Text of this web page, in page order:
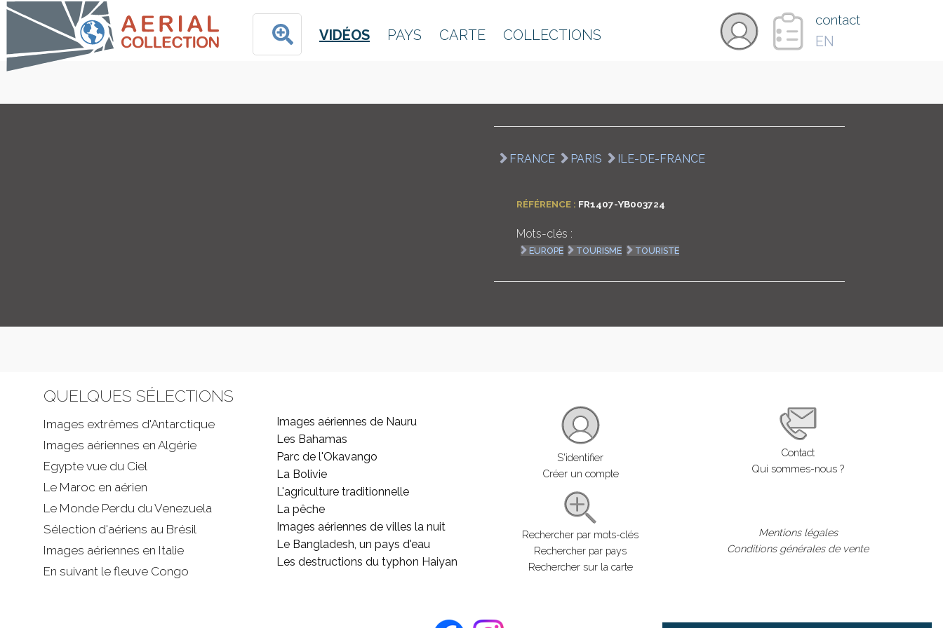
VIDÉOS PAYS CARTE COLLECTIONS
contact
EN
FRANCE PARIS ILE-DE-FRANCE
RÉFÉRENCE : FR1407-YB003724
Mots-clés :
EUROPE TOURISME TOURISTE
QUELQUES SÉLECTIONS
Images extrêmes d'Antarctique
Images aériennes en Algérie
Egypte vue du Ciel
Le Maroc en aérien
Le Monde Perdu du Venezuela
Sélection d'aériens au Brésil
Images aériennes en Italie
En suivant le fleuve Congo
Images aériennes de Nauru
Les Bahamas
Parc de l'Okavango
La Bolivie
L'agriculture traditionnelle
La pêche
Images aériennes de villes la nuit
Le Bangladesh, un pays d'eau
Les destructions du typhon Haiyan
S'identifier
Créer un compte
Rechercher par mots-clés
Rechercher par pays
Rechercher sur la carte
Contact
Qui sommes-nous ?
Mentions légales
Conditions générales de vente